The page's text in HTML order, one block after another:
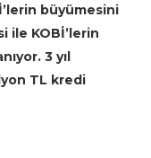
büyümesini
ile KOBİ’lerin
3 yıl
TL kredi